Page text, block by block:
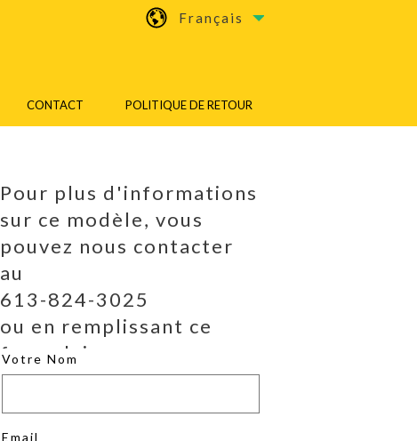
Français
CONTACT POLITIQUE DE RETOUR
Pour plus d'informations
sur ce modèle, vous
pouvez nous contacter
au
613-824-3025
ou en remplissant ce
formulaire.
Votre Nom
Email